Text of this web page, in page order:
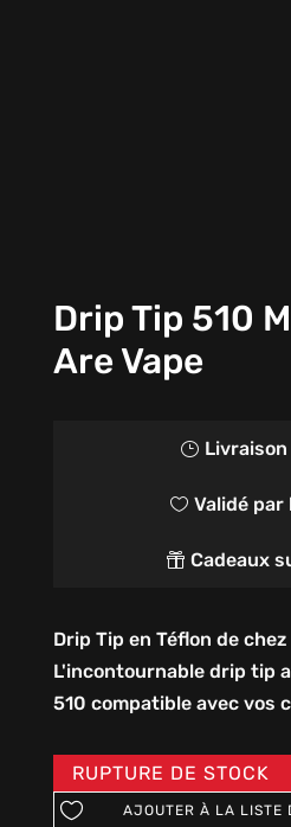
Drip Tip 510
Are Vape
}
 Validé par
 Cadeaux
Drip Tip en Téflon de chez
L'incontournable drip tip
510 compatible avec vos
RUPTURE DE STOCK
AJOUTER À LA LISTE